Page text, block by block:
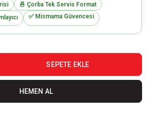
🍜 Çorba Tek Servis Format
✅ Mismama Güvencesi